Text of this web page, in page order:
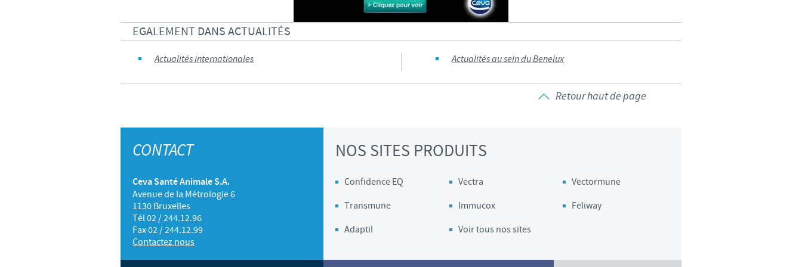
Les contraintes réglementaires et les pratiques médicales varient d'un pays à un autre. En
conséquence, les informations disponibles du site sur lequel vous entrez pourraient ne pas être
pertinente à l'usage dans votre pays.
EGALEMENT DANS ACTUALITÉS
Actualités internationales Actualités au sein du Benelux
Retour haut de page
CONTACT
Ceva Santé Animale S.A.
Avenue de la Métrologie 6
1130 Bruxelles
Tél 02 / 244.12.96
Fax 02 / 244.12.99
Contactez nous
NOS SITES PRODUITS
Confidence EQ Vectra
Vectormune
Transmune
Immucox
Feliway
Adaptil
Voir tous nos sites